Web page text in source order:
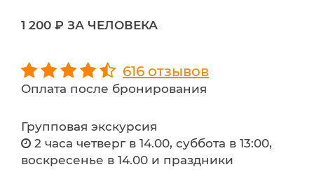
1 200 ₽ ЗА ЧЕЛОВЕКА
616 отзывов
Оплата после бронирования
Групповая экскурсия
2 часа четверг в 14.00, суббота в 13:00,
воскресенье в 14.00 и праздники